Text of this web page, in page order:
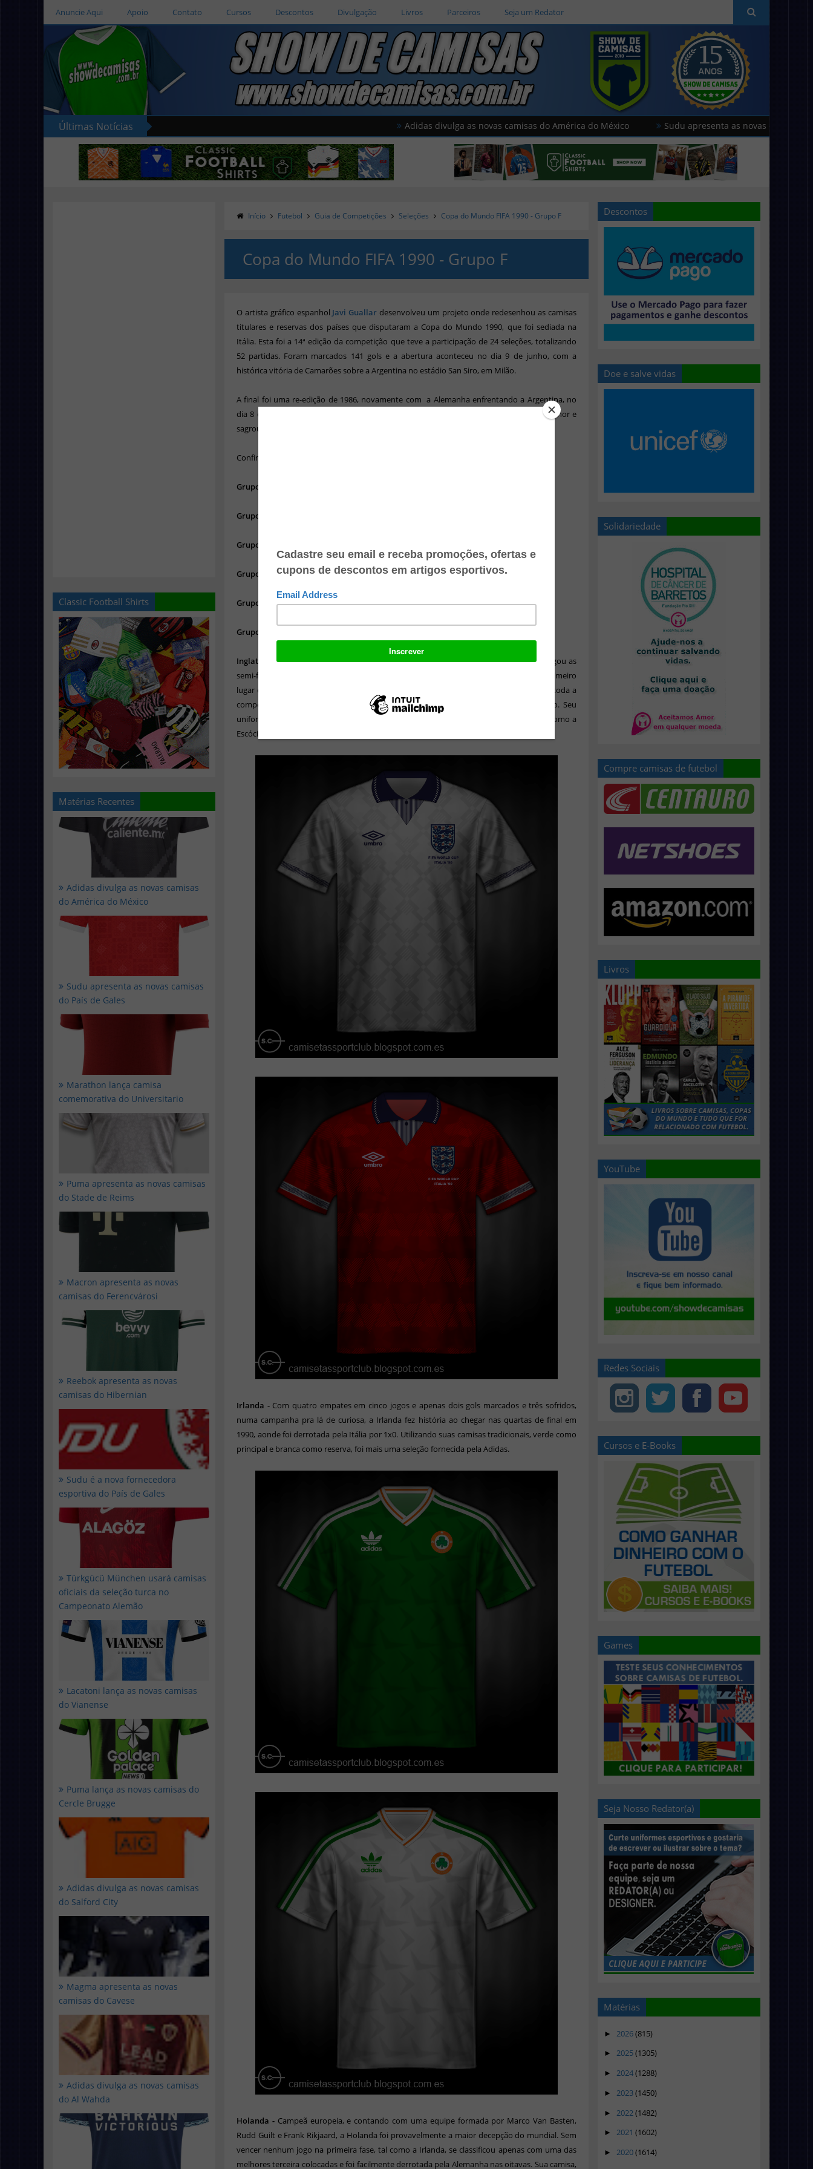
Anuncie Aqui Apoio Contato Cursos Descontos Divulgação Livros Parceiros Seja um Redator
Últimas Notícias Adidas divulga as novas camisas do América do México Sudu apresenta as novas camisas do País de
Classic Football Shirts
Matérias Recentes
Adidas divulga as novas camisas
do América do México
Sudu apresenta as novas camisas
do País de Gales
Marathon lança camisa
comemorativa do Universitario
Puma apresenta as novas camisas
do Stade de Reims
Macron apresenta as novas
camisas do Ferencvárosi
Reebok apresenta as novas
camisas do Hibernian
Sudu é a nova fornecedora
esportiva do País de Gales
Türkgücü München usará camisas
oficiais da seleção turca no
Campeonato Alemão
Lacatoni lança as novas camisas
do Vianense
Puma lança as novas camisas do
Cercle Brugge
Adidas divulga as novas camisas
do Salford City
Magma apresenta as novas
camisas do Cavese
Adidas divulga as novas camisas
do Al Wahda
Início Futebol Guia de Competições Seleções Copa do Mundo FIFA 1990 - Grupo F
Copa do Mundo FIFA 1990 - Grupo F
O artista gráfico espanhol Javi Guallar desenvolveu um projeto onde redesenhou as camisas
titulares e reservas dos países que disputaram a Copa do Mundo 1990, que foi sediada na
Itália. Esta foi a 14ª edição da competição que teve a participação de 24 seleções, totalizando
52 partidas. Foram marcados 141 gols e a abertura aconteceu no dia 9 de junho, com a
histórica vitória de Camarões sobre a Argentina no estádio San Siro, em Milão.
A final foi uma re-edição de 1986, novamente com a Alemanha enfrentando a Argentina, no
dia 8 de julho no estádio Olimpico de Roma. Desta vez porém, a Alemanha levou a melhor e
sagrou-se tri-campeã mundial ao vencer por 1x0, gol marcado por Andreas Brehme.
Confira abaixo as seleções divididas pelos grupos:
Grupo A:
Grupo B:
Grupo C:
Grupo D: Alemanha, Colômbia, Emirados Árabes Unidos e Iugoslávia
Grupo E: Bélgica, Coréia do Sul, Espanha e Uruguuai
Grupo F:
Inglaterra -Em sua melhor campanha desde 1966, quando foi anfitriã, a Inglaterra chegou as
semi-finais da competição. Com a equipe liderada por Gary Lineker, se classificou em primeiro
lugar do grupo, além de vencer Bélgica e Camarões na fase final do torneio. Disputou toda a
competição com seu uniforme principal, com a camisa branca e calções azul escuro. Seu
uniforme reserva era composto da camisa vermelha com calções e meias brancos. Tal como a
Escócia, foi fornecida pela Umbro.
Irlanda - Com quatro empates em cinco jogos e apenas dois gols marcados e três sofridos,
numa campanha pra lá de curiosa, a Irlanda fez história ao chegar nas quartas de final em
1990, aonde foi derrotada pela Itália por 1x0. Utilizando suas camisas tradicionais, verde como
principal e branca como reserva, foi mais uma seleção fornecida pela Adidas.
Holanda - Campeã europeia, e contando com uma equipe formada por Marco Van Basten,
Rudd Guilt e Frank Rikjaard, a Holanda foi provavelmente a maior decepção do mundial. Sem
vencer nenhum jogo na primeira fase, tal como a Irlanda, se classificou apenas com uma das
melhores terceira colocadas e foi facilmente derrotada pela Alemanha nas oitavas. Sua camisa,
Descontos
Doe e salve vidas
Solidariedade
Compre camisas de futebol
Livros
YouTube
Redes Sociais
Cursos e E-Books
Games
Seja Nosso Redator(a)
Matérias
► 2026(815)
► 2025(1305)
► 2024(1288)
► 2023(1450)
► 2022(1482)
► 2021 (1602)
► 2020(1614)